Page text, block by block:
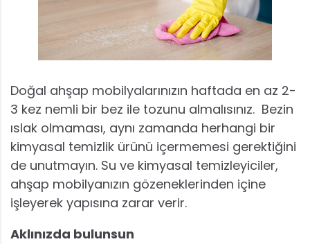
Doğal ahşap mobilyalarınızın haftada en az 2-
3 kez nemli bir bez ile tozunu almalısınız. Bezin
ıslak olmaması, aynı zamanda herhangi bir
kimyasal temizlik ürünü içermemesi gerektiğini
de unutmayın. Su ve kimyasal temizleyiciler,
ahşap mobilyanızın gözeneklerinden içine
işleyerek yapısına zarar verir.
Aklınızda bulunsun